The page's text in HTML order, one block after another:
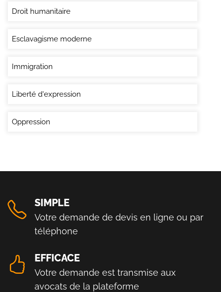
Droit humanitaire
Esclavagisme moderne
Immigration
Liberté d'expression
Oppression
SIMPLE
Votre demande de devis en ligne ou par
téléphone
EFFICACE
Votre demande est transmise aux
avocats de la plateforme